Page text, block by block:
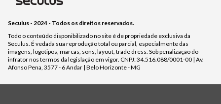
Seculus - 2024 - Todos os direitos reservados.
Todo o conteúdo disponibilizado no site é de propriedade exclusiva da
Seculus. É vedada sua reprodução total ou parcial, especialmente das
imagens, logotipos, marcas, sons, layout, trade dress. Sob penalização do
infrator nos termos da legislação em vigor. CNPJ: 34.516.088/0001-00 | Av.
Afonso Pena, 3577 - 6 Andar | Belo Horizonte - MG